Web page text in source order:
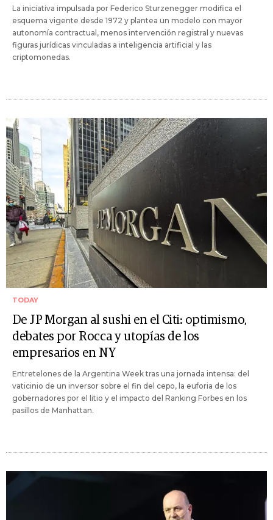
La iniciativa impulsada por Federico Sturzenegger modifica el
esquema vigente desde 1972 y plantea un modelo con mayor
autonomía contractual, menos intervención registral y nuevas
figuras jurídicas vinculadas a inteligencia artificial y las
criptomonedas.
TODAY
De JP Morgan al sushi en el Citi: optimismo,
debates por Rocca y utopías de los
empresarios en NY
Entretelones de la Argentina Week tras una jornada intensa: del
vaticinio de un inversor sobre el fin del cepo, la euforia de los
gobernadores por el litio y el impacto del Ranking Forbes en los
pasillos de Manhattan.